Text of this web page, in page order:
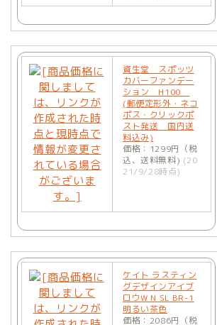
資生堂 スポッツ
カバーファンデー
ション H100
(郵便定形外・ネコ
ポス・クリックポ
スト発送 国内送
料込み)
価格：1299円（税
込、送料無料) (20
21/9/28時点)
ケイト ラスティン
グデザインアイブ
ロウW N SL BR-1
明るい茶色
価格：2086円（税